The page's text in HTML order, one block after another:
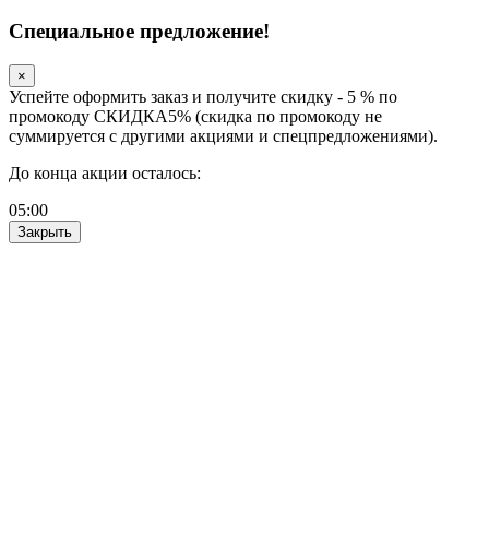
Специальное предложение!
×
Успейте оформить заказ и получите скидку - 5 % по
промокоду СКИДКА5% (скидка по промокоду не
суммируется с другими акциями и спецпредложениями).
До конца акции осталось:
05:00
Закрыть